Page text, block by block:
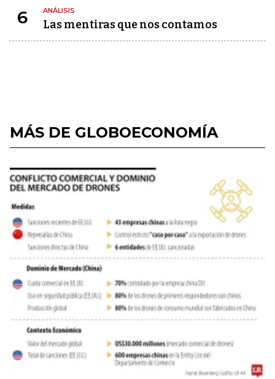
6 ANÁLISIS
Las mentiras que nos contamos
MÁS DE GLOBOECONOMÍA